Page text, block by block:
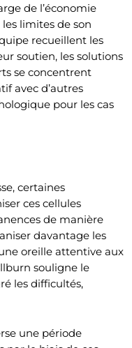
de l’économie
limites de son
recueillent les
soutien, les solutions
se concentrent
avec d’autres
pour les cas
certaines
ces cellules
de manière
davantage les
oreille attentive aux
souligne le
les difficultés,
une période